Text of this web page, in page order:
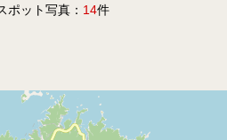
ポット写真： 14件